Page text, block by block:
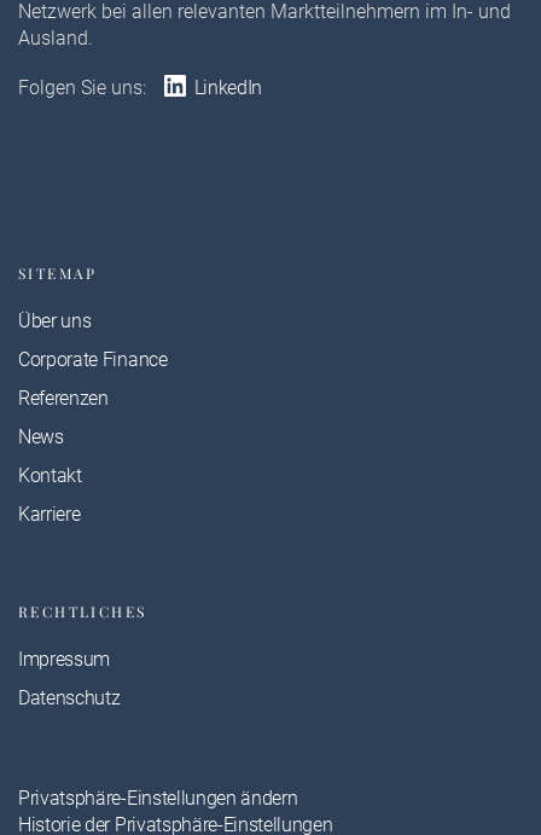
Netzwerk bei allen relevanten Marktteilnehmern im In- und
Ausland.
Folgen Sie uns: LinkedIn
SITEMAP
Über uns
Corporate Finance
Referenzen
News
Kontakt
Karriere
RECHTLICHES
Impressum
Datenschutz
Privatsphäre-Einstellungen ändern
Historie der Privatsphäre-Einstellungen